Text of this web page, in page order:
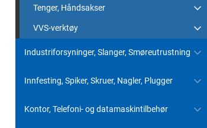
Tenger, Håndsakser
VVS-verktøy
Industriforsyninger, Slanger, Smøreutrustning
Innfesting, Spiker, Skruer, Nagler, Plugger
Kontor, Telefoni- og datamaskintilbehør